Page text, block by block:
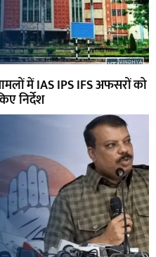
में IAS IPS IFS अफसरों को
निर्देश